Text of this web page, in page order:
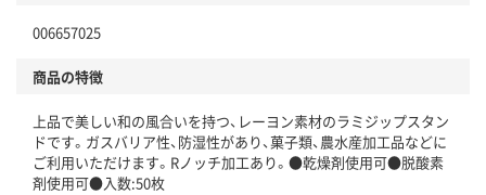
006657025
商品の特徴
上品で美しい和の風合いを持つ、レーヨン素材のラミジップスタン
ドです。ガスバリア性、防湿性があり、菓子類、農水産加工品などに
ご利用いただけます。Rノッチ加工あり。●乾燥剤使用可●脱酸素
剤使用可●入数:50枚